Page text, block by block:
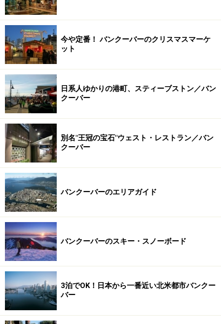
今や定番！ バンクーバーのクリスマスマーケ
ット
日系人ゆかりの港町、スティーブストン／バン
クーバー
別名"王冠の宝石"ウェスト・レストラン／バン
クーバー
バンクーバーのエリアガイド
バンクーバーのスキー・スノーボード
3泊でOK！日本から一番近い北米都市バンクー
バー